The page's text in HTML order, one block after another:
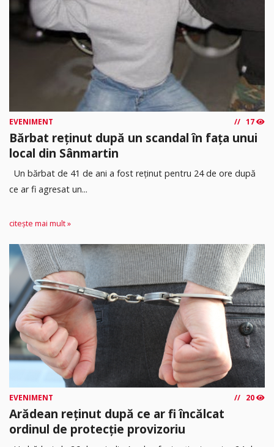
EVENIMENT 17
Bărbat reținut după un scandal în fața unui
local din Sânmartin
Un bărbat de 41 de ani a fost reținut pentru 24 de ore după
ce ar fi agresat un...
citește mai mult »
EVENIMENT 20
Arădean reținut după ce ar fi încălcat
ordinul de protecție provizoriu